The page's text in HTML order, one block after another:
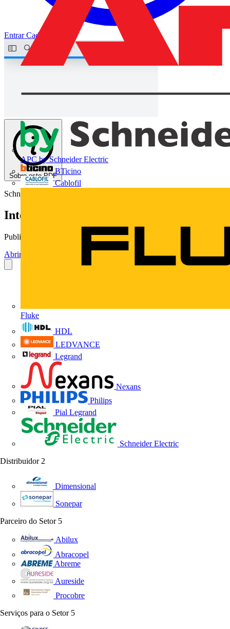
APC by Schneider Electric
BTicino
Cablofil
Fluke
HDL
LEDVANCE
Legrand
Nexans
Philips
Pial Legrand
Schneider Electric
Distribuidor 2
Dimensional
Sonepar
Parceiro do Setor 5
Abilux
Abracopel
Abreme
Aureside
Procobre
Serviços para o Setor 5
EntrarCadastrar
Sobre este PDF
Schneider Electric
Interruptores e Tomadas Linha Módena
Publicado: 6 de março de 2010· Categoria: Catálogos
Abrir o PDF